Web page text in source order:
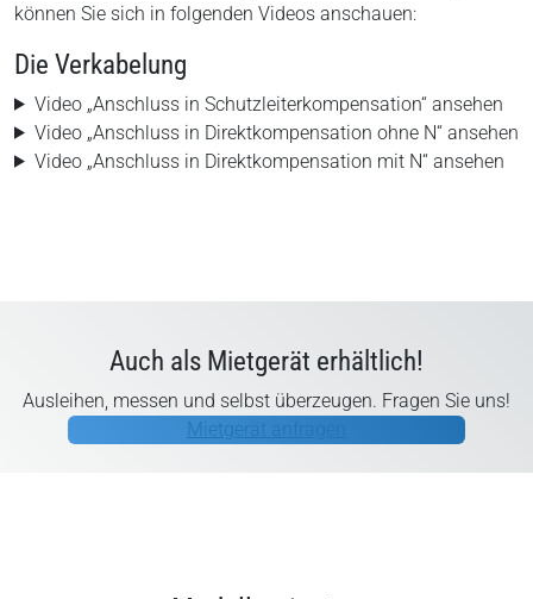
können Sie sich in folgenden Videos anschauen:
Die Verkabelung
Video „Anschluss in Schutzleiterkompensation“ ansehen
Video „Anschluss in Direktkompensation ohne N“ ansehen
Video „Anschluss in Direktkompensation mit N“ ansehen
Auch als Mietgerät erhältlich!
Ausleihen, messen und selbst überzeugen. Fragen Sie uns!
Mietgerät anfragen